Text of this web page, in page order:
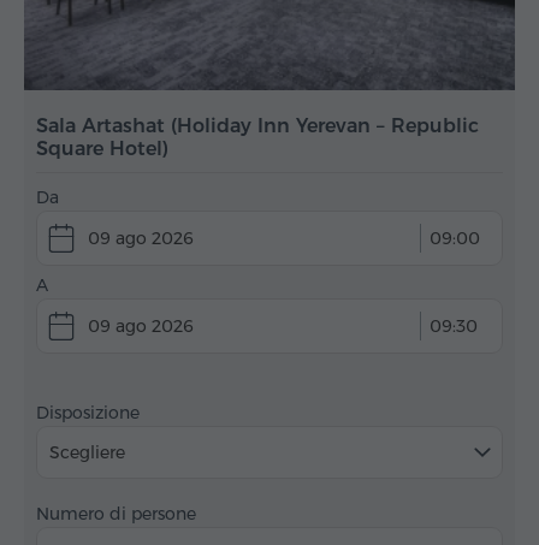
Sala Artashat (Holiday Inn Yerevan – Republic
Square Hotel)
Da
09 ago 2026
09:00
A
09 ago 2026
09:30
Disposizione
Scegliere
Numero di persone